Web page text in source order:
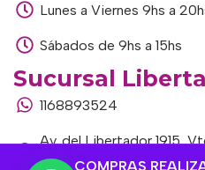
COMPRAS
Lunes a Viernes 9hs a
Sábados de 9hs a 15hs
Sucursal
1168893524
Av. del Libertador 1915,
Buenos Aires